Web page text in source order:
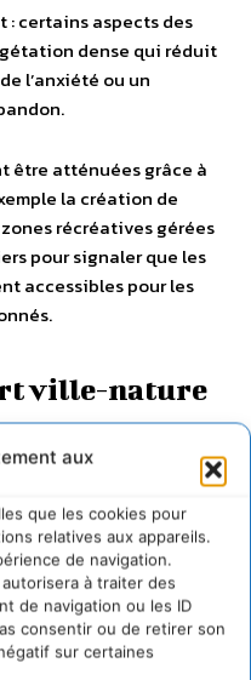
aux
que les cookies pour
relatives aux appareils.
de navigation.
à traiter des
de navigation ou les ID
consentir ou de retirer son
sur certaines
certains aspects des
dense qui réduit
l’anxiété ou un
être atténuées grâce à
la création de
récréatives gérées
pour signaler que les
accessibles pour les
ville-nature
La Forêt de la ville de Blois.
elle a arrêté les pesticides dès
requestionne donc en
Historiquement, les
moins importants
conçus par et pour les
comme une structure